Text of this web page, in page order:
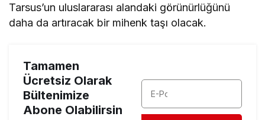
Tarsus’un uluslararası alandaki görünürlüğünü
daha da artıracak bir mihenk taşı olacak.
Tamamen
Ücretsiz Olarak
Bültenimize
Abone Olabilirsin